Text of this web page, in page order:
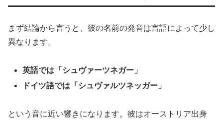
まず結論から言うと、彼の名前の発音は言語によって少し
異なります。
英語では「シュヴァーツネガー」
ドイツ語では「シュヴァルツネッガー」
という音に近い響きになります。彼はオーストリア出身